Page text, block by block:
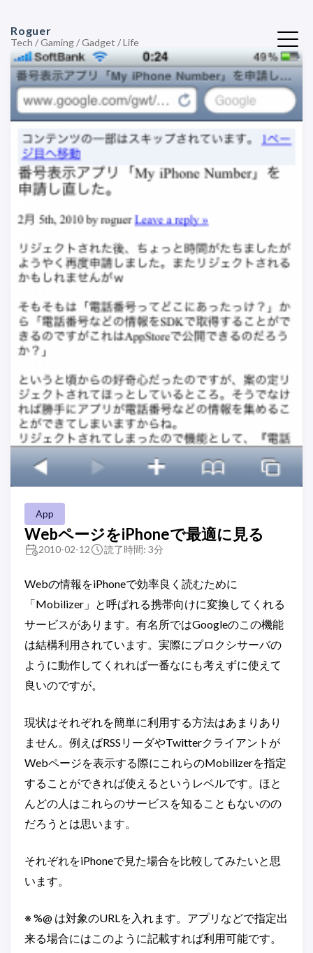
Roguer
Tech / Gaming / Gadget / Life
App
WebページをiPhoneで最適に見る
2010-02-12 読了時間: 3分
Webの情報をiPhoneで効率良く読むために
「Mobilizer」と呼ばれる携帯向けに変換してくれる
サービスがあります。有名所ではGoogleのこの機能
は結構利用されています。実際にプロクシサーバの
ように動作してくれれば一番なにも考えずに使えて
良いのですが。
現状はそれぞれを簡単に利用する方法はあまりあり
ません。例えばRSSリーダやTwitterクライアントが
Webページを表示する際にこれらのMobilizerを指定
することができれば使えるというレベルです。ほと
んどの人はこれらのサービスを知ることもないのの
だろうとは思います。
それぞれをiPhoneで見た場合を比較してみたいと思
います。
※ %@ は対象のURLを入れます。アプリなどで指定出
来る場合にはこのように記載すれば利用可能です。